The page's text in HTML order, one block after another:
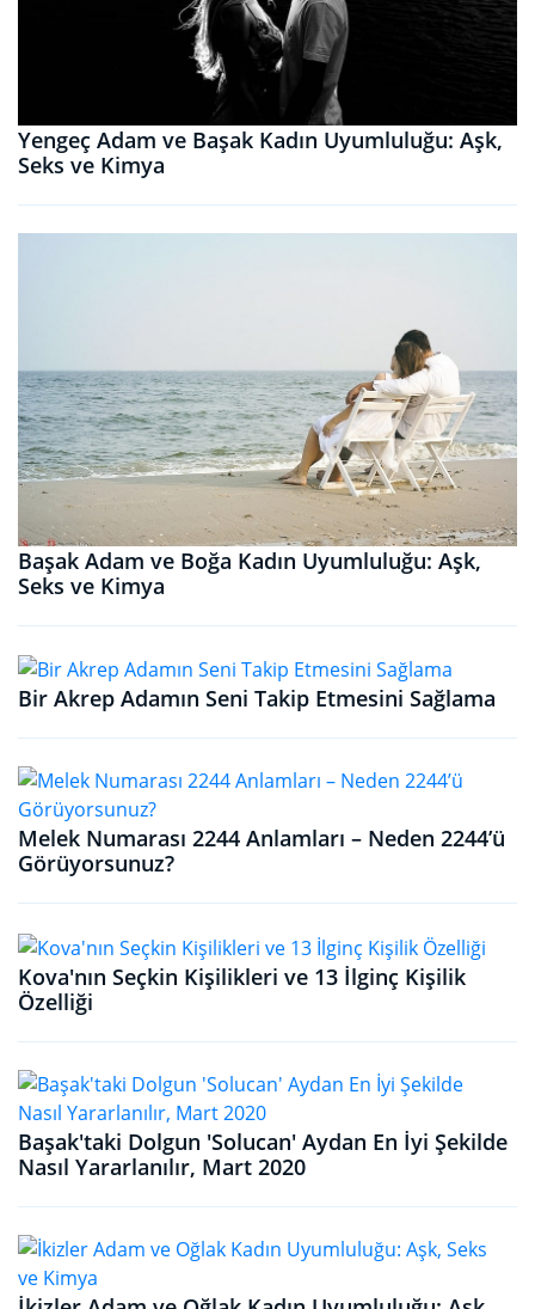
Yengeç Adam ve Başak Kadın Uyumluluğu: Aşk,
Seks ve Kimya
Başak Adam ve Boğa Kadın Uyumluluğu: Aşk,
Seks ve Kimya
Bir Akrep Adamın Seni Takip Etmesini Sağlama
Melek Numarası 2244 Anlamları – Neden 2244’ü
Görüyorsunuz?
Kova'nın Seçkin Kişilikleri ve 13 İlginç Kişilik
Özelliği
Başak'taki Dolgun 'Solucan' Aydan En İyi Şekilde
Nasıl Yararlanılır, Mart 2020